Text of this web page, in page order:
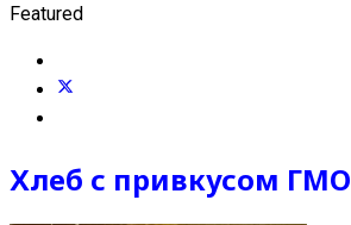
Featured
Хлеб с привкусом ГМО